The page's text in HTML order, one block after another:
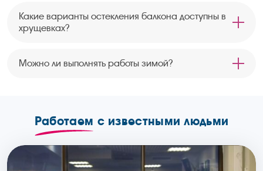
Какие варианты остекления балкона доступны в
хрущевках?
Можно ли выполнять работы зимой?
Работаем с известными людьми